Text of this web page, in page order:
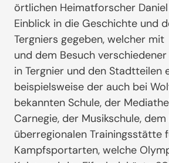
örtlichen Heimatforscher
Einblick in die Geschichte und
Tergniers gegeben, welcher
und dem Besuch
in Tergnier und den Stadtteilen
beispielsweise der auch bei
bekannten Schule, der
Carnegie, der Musikschule, dem
überregionalen Trainingsstätte
Kampfsportarten, welche